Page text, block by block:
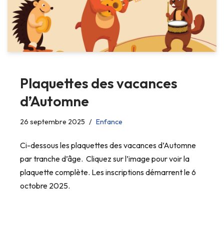
Plaquettes des vacances
d’Automne
26 septembre 2025 Enfance
Ci-dessous les plaquettes des vacances d’Automne
par tranche d’âge. Cliquez sur l’image pour voir la
plaquette complète. Les inscriptions démarrent le 6
octobre 2025.